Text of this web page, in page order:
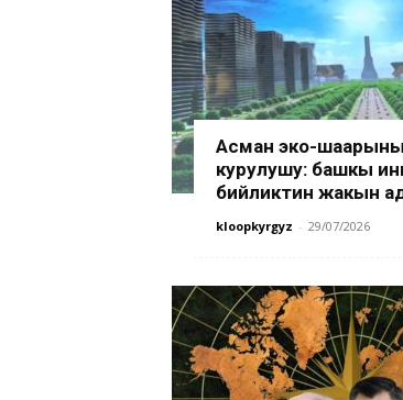
Асман эко-
курулушу: башкы
бийликтин жакын
kloopkyrgyz - 29/07/2026